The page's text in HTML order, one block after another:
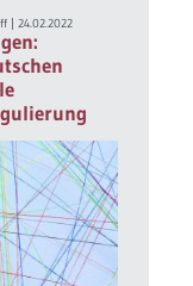
|24.02.2022